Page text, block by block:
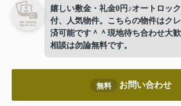
嬉しい敷金・礼金0円♪オートロッ
付、人気物件。こちらの物件はク
済可能です＾＾現地待ち合わせ大
相談は勿論無料です。
無料 お問い合わせ